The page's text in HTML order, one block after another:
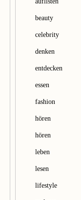
beauty
celebrity
denken
entdecken
essen
fashion
hören
hören
leben
lesen
lifestyle